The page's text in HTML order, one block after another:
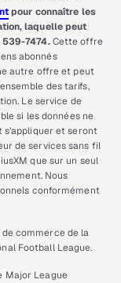
pour connaître les
laquelle peut
7474.Cette offre
abonnés
autre offre et peut
des tarifs,
Le service de
si les données ne
et seront
de services sans fil
que sur un seul
Nous
conformément
commerce de la
Football League.
Major League